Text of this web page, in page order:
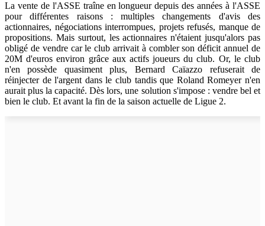
La vente de l'ASSE traîne en longueur depuis des années à l'ASSE
pour différentes raisons : multiples changements d'avis des
actionnaires, négociations interrompues, projets refusés, manque de
propositions. Mais surtout, les actionnaires n'étaient jusqu'alors pas
obligé de vendre car le club arrivait à combler son déficit annuel de
20M d'euros environ grâce aux actifs joueurs du club. Or, le club
n'en possède quasiment plus, Bernard Caïazzo refuserait de
réinjecter de l'argent dans le club tandis que Roland Romeyer n'en
aurait plus la capacité. Dès lors, une solution s'impose : vendre bel et
bien le club. Et avant la fin de la saison actuelle de Ligue 2.